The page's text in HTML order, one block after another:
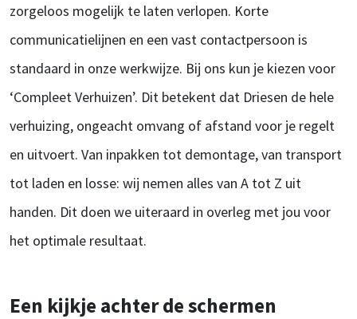
zorgeloos mogelijk te laten verlopen. Korte
communicatielijnen en een vast contactpersoon is
standaard in onze werkwijze. Bij ons kun je kiezen voor
‘Compleet Verhuizen’. Dit betekent dat Driesen de hele
verhuizing, ongeacht omvang of afstand voor je regelt
en uitvoert. Van inpakken tot demontage, van transport
tot laden en losse: wij nemen alles van A tot Z uit
handen. Dit doen we uiteraard in overleg met jou voor
het optimale resultaat.
Een kijkje achter de schermen